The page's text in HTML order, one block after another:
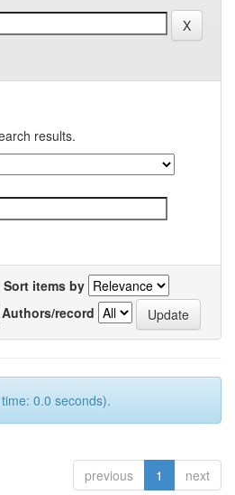
results.
Sort items by
Authors/record
0.0 seconds).
previous 1 next